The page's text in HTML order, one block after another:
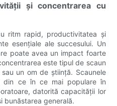
și concentrarea cu
ritm rapid, productivitatea și
esențiale ale succesului. Un
poate avea un impact foarte
este tipul de scaun
un om de știință. Scaunele
din ce în ce mai populare în
datorită capacității lor
bunăstarea generală.